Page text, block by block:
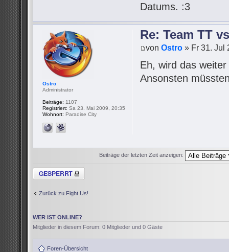
Datums. :3
Re: Team TT
vonOstro » Fr 31. Jul
Eh, wird das
Ansonsten
Ostro
Administrator
Beiträge: 1107
Registriert: Sa 23. Mai 2009, 20:35
Wohnort: Paradise City
Beiträge der letzten Zeit anzeigen:
Thema gesperrt
Zurück zu Fight Us!
WER IST ONLINE?
Mitglieder in diesem Forum: 0 Mitglieder und 0 Gäste
Foren-Übersicht